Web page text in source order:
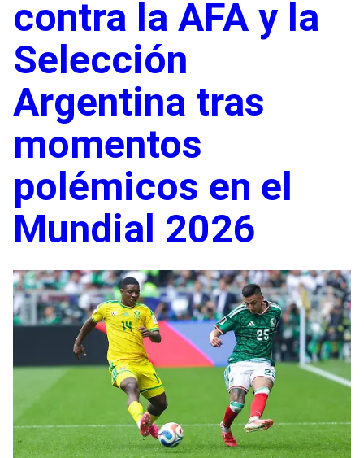
contra la AFA y la
Selección
Argentina tras
momentos
polémicos en el
Mundial 2026